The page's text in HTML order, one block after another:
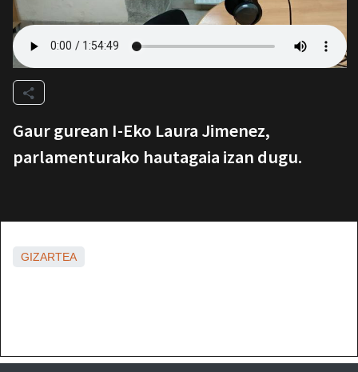
Gaur gurean I-Eko Laura Jimenez,
parlamenturako hautagaia izan dugu.
GIZARTEA